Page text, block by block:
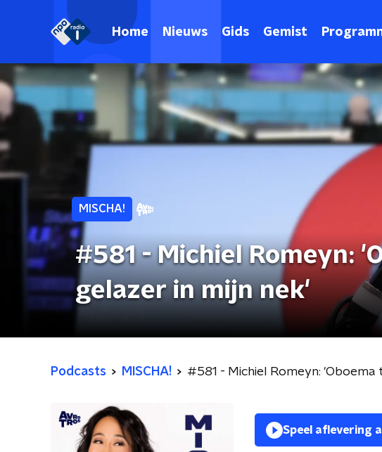
Home Nieuws Gids Gemist
MISCHA!
#581 - Michiel Romeyn:
gelazer in mijn nek'
Podcasts MISCHA! #581 - Michiel Romeyn: 'Oboema
Speel aflevering